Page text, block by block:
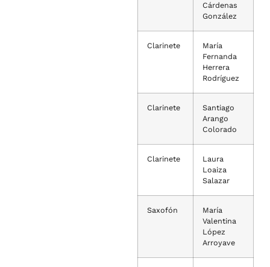
Cárdenas
González
Clarinete
María
Fernanda
Herrera
Rodríguez
Clarinete
Santiago
Arango
Colorado
Clarinete
Laura
Loaiza
Salazar
Saxofón
María
Valentina
López
Arroyave